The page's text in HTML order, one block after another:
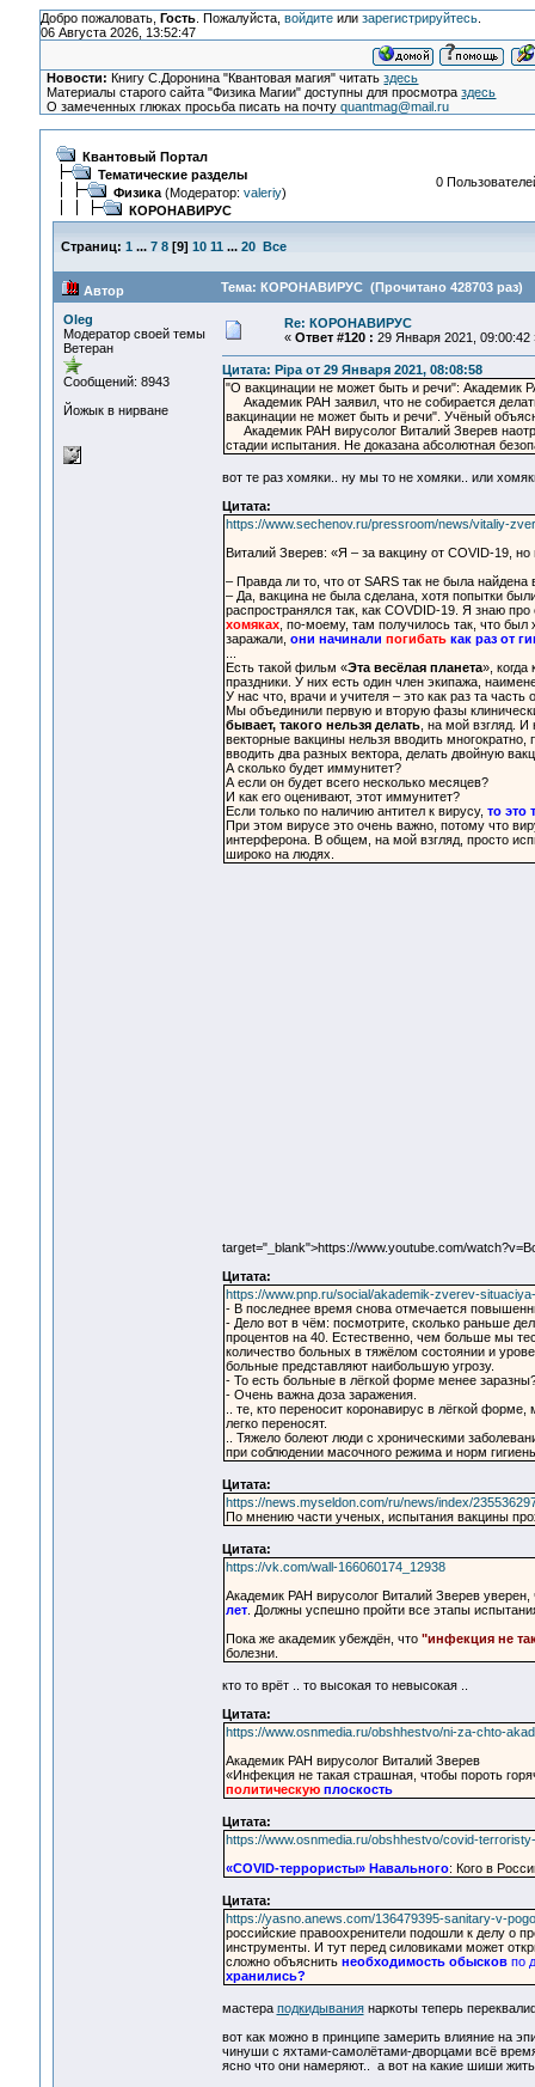
Добро пожаловать, Гость. Пожалуйста, войдитеили зарегистрируйтесь.
06 Августа 2026, 13:52:47
Новости: Книгу С.Доронина "Квантовая магия" читатьздесь
Материалы старого сайта "Физика Магии" доступны для просмотраздесь
О замеченных глюках просьба писать на почтуquantmag@mail.ru
Квантовый Портал
Тематические разделы
Физика(Модератор: valeriy)
КОРОНАВИРУС
0
Страниц: 1 ... 7 8[9] 10 11 ... 20 Все
Автор Тема: КОРОНАВИРУС (Прочитано 428703 раз)
Oleg
Модератор своей темы
Ветеран
Сообщений: 8943
Йожык в нирване
Re: КОРОНАВИРУС
« Ответ #120 : 29 Января 2021, 09:00:42
Цитата: Pipa от 29 Января 2021, 08:08:58
"О вакцинации не может быть и речи": Академик
Академик РАН заявил, что не собирается
вакцинации не может быть и речи". Учёный
Академик РАН вирусолог Виталий Зверев
стадии испытания. Не доказана абсолютная
вот те раз хомяки.. ну мы то не хомяки.. или
Цитата:
https://www.sechenov.ru/pressroom/news/vitaliy-
Виталий Зверев: «Я – за вакцину от COVID-19,
– Правда ли то, что от SARS так не была найдена
– Да, вакцина не была сделана, хотя попытки
распространялся так, как COVDID-19. Я знаю про
хомяках, по-моему, там получилось так, что был
заражали, они начинали погибатькак раз от
Есть такой фильм «Эта весёлая планета», когда
праздники. У них есть один член экипажа,
У нас что, врачи и учителя – это как раз та
Мы объединили первую и вторую фазы
бывает, такого нельзя делать, на мой взгляд. И
векторные вакцины нельзя вводить
вводить два разных вектора, делать двойную
А сколько будет иммунитет?
А если он будет всего несколько месяцев?
И как его оценивают, этот иммунитет?
Если только по наличию антител к вирусу, то это
При этом вирусе это очень важно, потому что
интерферона. В общем, на мой взгляд, просто
широко на людях.
target="_blank">https://www.youtube.com/
Цитата:
https://www.pnp.ru/social/akademik-zverev-
- В последнее время снова отмечается
- Дело вот в чём: посмотрите, сколько раньше
процентов на 40. Естественно, чем больше мы
количество больных в тяжёлом состоянии и
больные представляют наибольшую угрозу.
- То есть больные в лёгкой форме менее
- Очень важна доза заражения.
.. те, кто переносит коронавирус в лёгкой
легко переносят.
.. Тяжело болеют люди с хроническими
при соблюдении масочного режима и норм
Цитата:
https://news.myseldon.com/ru/news/index/
По мнению части ученых, испытания вакцины
Цитата:
https://vk.com/wall-166060174_12938
Академик РАН вирусолог Виталий Зверев
лет. Должны успешно пройти все этапы
Пока же академик убеждён, что "инфекция не
болезни.
кто то врёт .. то высокая то невысокая ..
Цитата:
https://www.osnmedia.ru/obshhestvo/ni-za-chto-
Академик РАН вирусолог Виталий Зверев
«Инфекция не такая страшная, чтобы пороть
политическуюплоскость
Цитата:
https://www.osnmedia.ru/obshhestvo/covid-
«COVID-террористы» Навального: Кого в
Цитата:
https://yasno.anews.com/136479395-sanitary-v-
российские правоохренители подошли к делу о
инструменты. И тут перед силовиками может
сложно объяснить необходимость обысковпо
хранились?
мастера подкидываниянаркоты теперь
вот как можно в принципе замерить влияние на
чинуши с яхтами-самолётами-дворцами всё
ясно что они намеряют.. а вот на какие шиши